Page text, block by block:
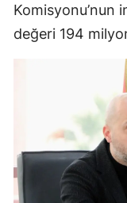
Komisyonu’nun
değeri 194